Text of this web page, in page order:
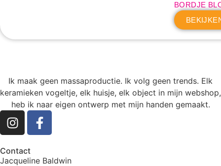
BORDJE
Ik maak geen massaproductie. Ik volg geen trends. Elk
keramieken vogeltje, elk huisje, elk object in mijn webshop,
heb ik naar eigen ontwerp met mijn handen gemaakt.
Contact
Jacqueline Baldwin